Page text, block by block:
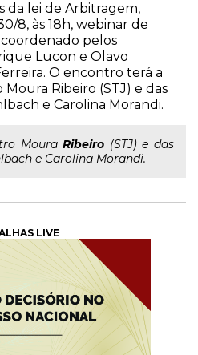
da lei de Arbitragem,
8, às 18h, webinar de
pelos
Lucon e Olavo
O encontro terá a
Ribeiro (STJ) e das
e Carolina Morandi.
MouraRibeiro (STJ) e das
e Carolina Morandi.
LIVE